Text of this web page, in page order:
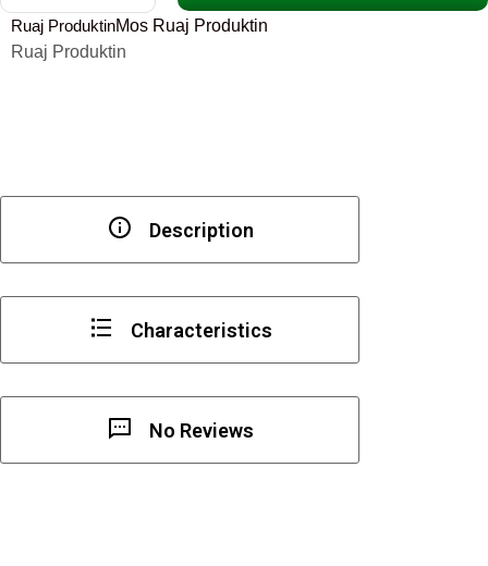
Pomolo
Zama
Ruaj ProduktinMos Ruaj Produktin
Ruaj Produktin
Description
Characteristics
No Reviews